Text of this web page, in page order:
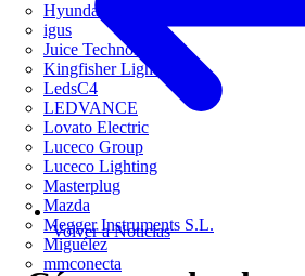
Hyundai Electric
igus
Juice Technology
Kingfisher Lighting
LedsC4
LEDVANCE
Lovato Electric
Luceco Group
Luceco Lighting
Masterplug
Mazda
Megger Instruments S.L.
Miguélez
mmconecta
Volver a Noticias